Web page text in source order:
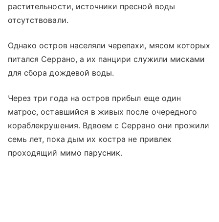
растительности, источники пресной воды
отсутствовали.
Однако остров населяли черепахи, мясом которых
питался Серрано, а их панцири служили мисками
для сбора дождевой воды.
Через три года на остров прибыл еще один
матрос, оставшийся в живых после очередного
кораблекрушения. Вдвоем с Серрано они прожили
семь лет, пока дым их костра не привлек
проходящий мимо парусник.